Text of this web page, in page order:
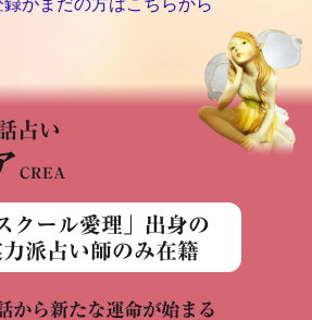
占い
CREA
クール愛理」出身の
派占い師のみ在籍
から新たな運命が始まる